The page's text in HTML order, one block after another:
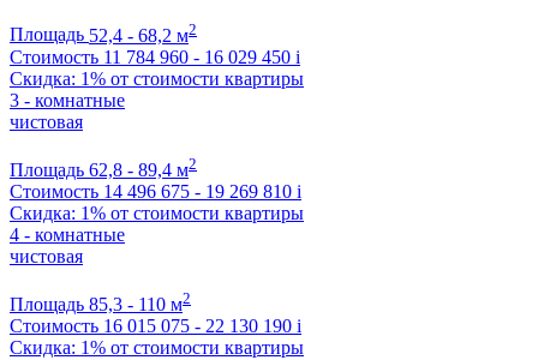
Площадь 52,4 - 68,2 м2
Стоимость 11 784 960 - 16 029 450 i
Скидка: 1% от стоимости квартиры
3 - комнатные
чистовая
Площадь 62,8 - 89,4 м2
Стоимость 14 496 675 - 19 269 810 i
Скидка: 1% от стоимости квартиры
4 - комнатные
чистовая
Площадь 85,3 - 110 м2
Стоимость 16 015 075 - 22 130 190 i
Скидка: 1% от стоимости квартиры